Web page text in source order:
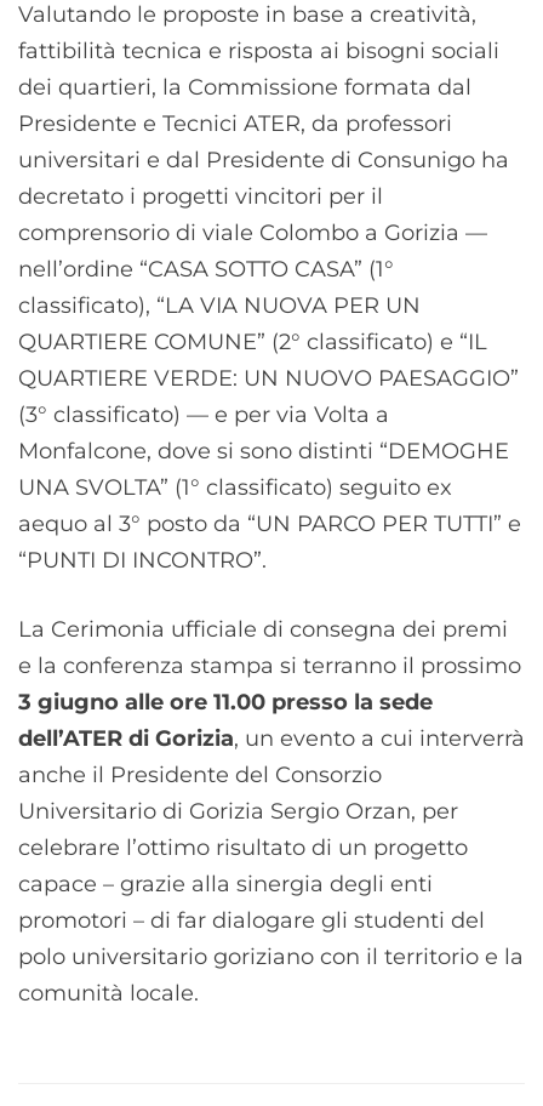
Valutando le proposte in base a creatività,
fattibilità tecnica e risposta ai bisogni sociali
dei quartieri, la Commissione formata dal
Presidente e Tecnici ATER, da professori
universitari e dal Presidente di Consunigo ha
decretato i progetti vincitori per il
comprensorio di viale Colombo a Gorizia —
nell’ordine “CASA SOTTO CASA” (1°
classificato), “LA VIA NUOVA PER UN
QUARTIERE COMUNE” (2° classificato) e “IL
QUARTIERE VERDE: UN NUOVO PAESAGGIO”
(3° classificato) — e per via Volta a
Monfalcone, dove si sono distinti “DEMOGHE
UNA SVOLTA” (1° classificato) seguito ex
aequo al 3° posto da “UN PARCO PER TUTTI” e
“PUNTI DI INCONTRO”.
La Cerimonia ufficiale di consegna dei premi
e la conferenza stampa si terranno il prossimo
3 giugno alle ore 11.00 presso la sede
dell’ATER di Gorizia, un evento a cui interverrà
anche il Presidente del Consorzio
Universitario di Gorizia Sergio Orzan, per
celebrare l’ottimo risultato di un progetto
capace – grazie alla sinergia degli enti
promotori – di far dialogare gli studenti del
polo universitario goriziano con il territorio e la
comunità locale.